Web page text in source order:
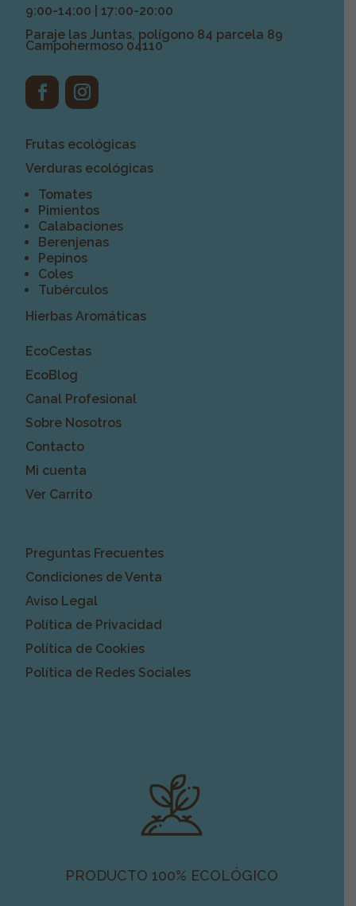
9:00-14:00 | 17:00-20:00
Paraje las Juntas, polígono 84 parcela 89
Campohermoso 04110
Frutas ecológicas
Verduras ecológicas
Tomates
Pimientos
Calabaciones
Berenjenas
Pepinos
Coles
Tubérculos
Hierbas Aromáticas
EcoCestas
EcoBlog
Canal Profesional
Sobre Nosotros
Contacto
Mi cuenta
Ver Carrito
Preguntas Frecuentes
Condiciones de Venta
Aviso Legal
Política de Privacidad
Política de Cookies
Política de Redes Sociales
PRODUCTO 100% ECOLÓGICO